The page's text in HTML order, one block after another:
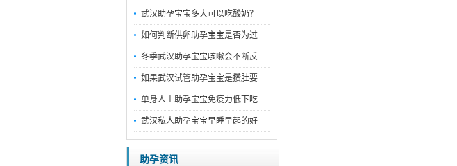
武汉助孕宝宝多大可以吃酸奶？
如何判断供卵助孕宝宝是否为过
冬季武汉助孕宝宝咳嗽会不断反
如果武汉试管助孕宝宝是攒肚要
单身人士助孕宝宝免疫力低下吃
武汉私人助孕宝宝早睡早起的好
助孕资讯